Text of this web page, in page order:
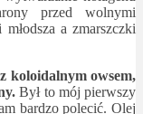
przed wolnymi
a zmarszczki
koloidalnym owsem,
Był to mój pierwszy
bardzo polecić. Olej